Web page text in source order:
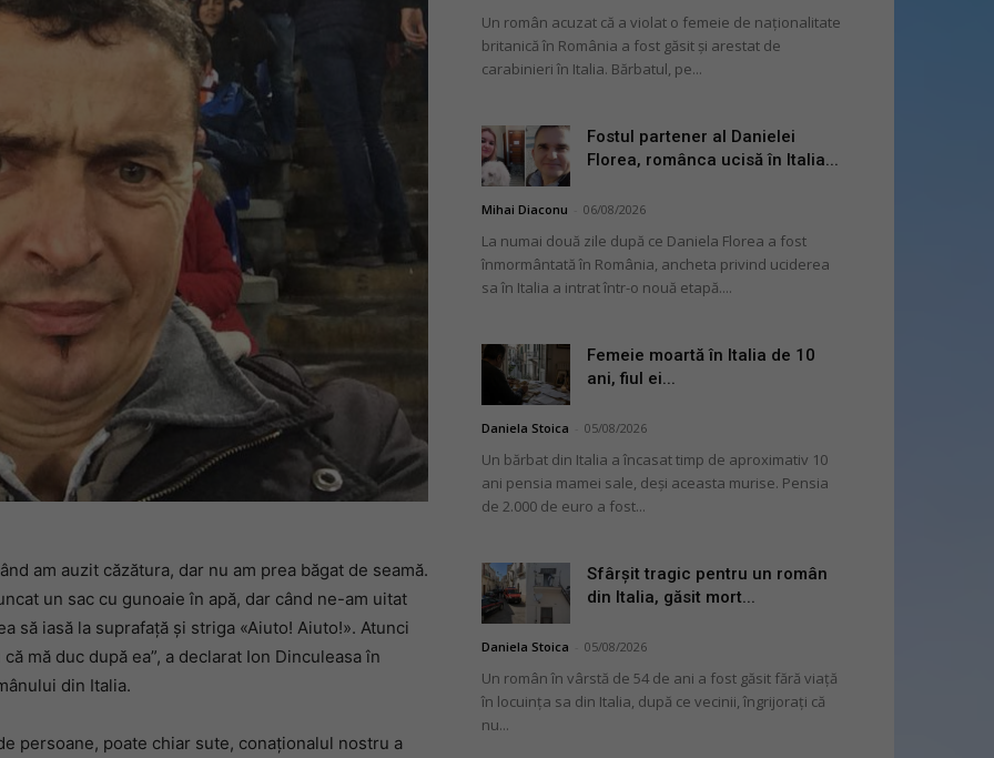
am auzit căzătura, dar nu am prea băgat de seamă.
un sac cu gunoaie în apă, dar când ne-am uitat
să iasă la suprafață și striga «Aiuto! Aiuto!». Atunci
mă duc după ea”, a declarat Ion Dinculeasa în
din Italia.
persoane, poate chiar sute, conaționalul nostru a
Un român acuzat că a violat o femeie de naționalitate
britanică în România a fost găsit și arestat de
carabinieri în Italia. Bărbatul, pe...
Fostul partener al Danielei
Florea, românca ucisă în Italia...
Mihai Diaconu 06/08/2026
La numai două zile după ce Daniela Florea a fost
înmormântată în România, ancheta privind uciderea
sa în Italia a intrat într-o nouă etapă....
Femeie moartă în Italia de 10
ani, fiul ei...
Daniela Stoica 05/08/2026
Un bărbat din Italia a încasat timp de aproximativ 10
ani pensia mamei sale, deși aceasta murise. Pensia
de 2.000 de euro a fost...
Sfârșit tragic pentru un român
din Italia, găsit mort...
Daniela Stoica 05/08/2026
Un român în vârstă de 54 de ani a fost găsit fără viață
în locuința sa din Italia, după ce vecinii, îngrijorați că
nu...